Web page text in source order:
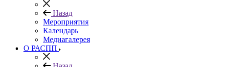
Назад
Мероприятия
Календарь
Медиагалерея
О РАСПП